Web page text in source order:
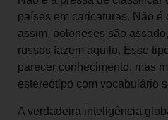
países em caricaturas. Não
assim, poloneses são
russos fazem aquilo. Esse
parecer conhecimento, mas
estereótipo com vocabulário
A verdadeira inteligência